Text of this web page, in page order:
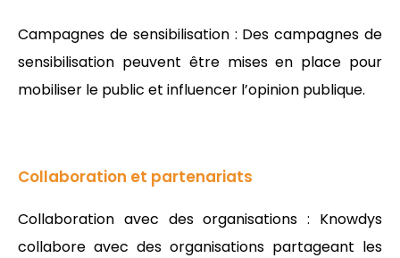
Campagnes de sensibilisation : Des campagnes de
sensibilisation peuvent être mises en place pour
mobiliser le public et influencer l’opinion publique.
Collaboration et partenariats
Collaboration avec des organisations : Knowdys
collabore avec des organisations partageant les